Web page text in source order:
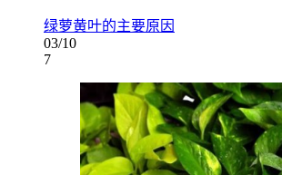
绿萝黄叶的主要原因
03/10
7